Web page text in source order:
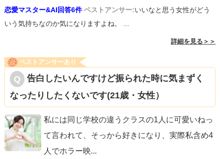
恋愛マスター&AI回答6件 ベストアンサー:いいなと思う女性がどう
いう気持ちなのか気になりますよね。 ...
詳細を見る＞＞
ベストアンサーあり
告白したいんですけど振られた時に気まずく
なったりしたくないです(21歳・女性）
私には同じ学校の違うクラスの1人に可愛いねっ
て言われて、そっから好きになり、実際私含め4
人でホラー映...